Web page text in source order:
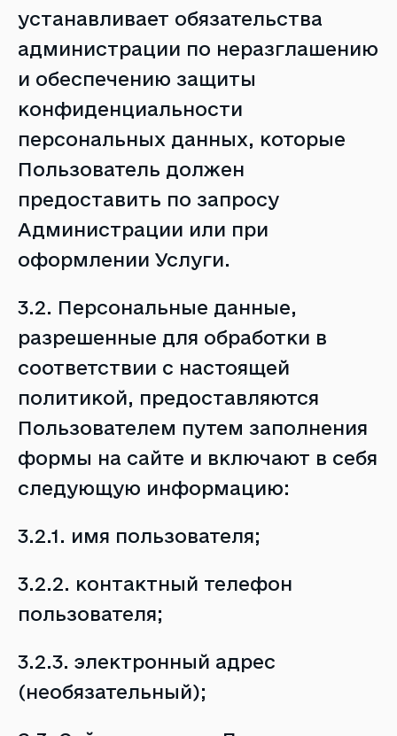
устанавливает обязательства
администрации по неразглашению
и обеспечению защиты
конфиденциальности
персональных данных, которые
Пользователь должен
предоставить по запросу
Администрации или при
оформлении Услуги.
3.2. Персональные данные,
разрешенные для обработки в
соответствии с настоящей
политикой, предоставляются
Пользователем путем заполнения
формы на сайте и включают в себя
следующую информацию:
3.2.1. имя пользователя;
3.2.2. контактный телефон
пользователя;
3.2.3. электронный адрес
(необязательный);